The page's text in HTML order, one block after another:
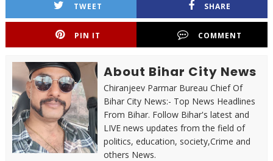
TWEET SHARE
PIN IT COMMENT
About Bihar City News
Chiranjeev Parmar Bureau Chief Of
Bihar City News:- Top News Headlines
From Bihar. Follow Bihar's latest and
LIVE news updates from the field of
politics, education, society,Crime and
others News.